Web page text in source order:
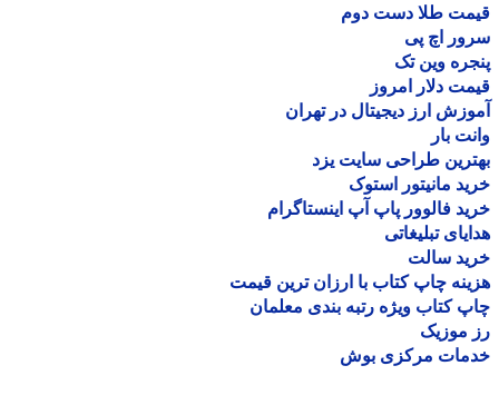
طلا دست دوم
اچ پی
وین تک
دلار امروز
ارز دیجیتال در تهران
بار
طراحی سایت یزد
مانیتور استوک
فالوور پاپ آپ اینستاگرام
تبلیغاتی
سالت
چاپ کتاب با ارزان ترین قیمت
کتاب ویژه رتبه بندی معلمان
موزیک
مرکزی بوش